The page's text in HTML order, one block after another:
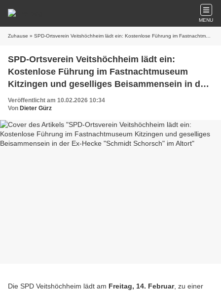
MENU
Zuhause » SPD-Ortsverein Veitshöchheim lädt ein: Kostenlose Führung im Fastnachtmuseum Kitzingen und geselliges Beisammensein in der Ex-Hecke "Schmidt Schorsch" im Altort
SPD-Ortsverein Veitshöchheim lädt ein:
Kostenlose Führung im Fastnachtmuseum
Kitzingen und geselliges Beisammensein in der
Ex-Hecke "Schmidt Schorsch" im Altort
Veröffentlicht am 10.02.2026 10:34
Von Dieter Gürz
Die SPD Veitshöchheim lädt am Freitag, 14. Februar, zu einer